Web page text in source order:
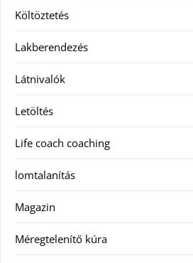
Költöztetés
Lakberendezés
Látnivalók
Letöltés
Life coach coaching
lomtalanítás
Magazin
Méregtelenítő kúra